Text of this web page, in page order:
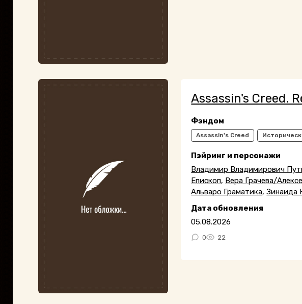
Assassin's Creed.
Фэндом
Assassin's Creed
Пэйринг и персонажи
Владимир Владимирович
Епископ, Вера Грачева/
Альваро Граматика,Зинаида
Дата обновления
05.08.2026
0 22